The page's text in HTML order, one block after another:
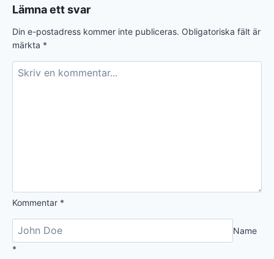
Lämna ett svar
Din e-postadress kommer inte publiceras. Obligatoriska fält är
märkta *
Kommentar *
Name
*